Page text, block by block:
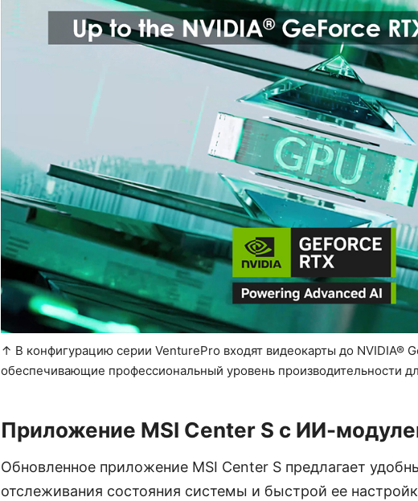
↑ В конфигурацию серии VenturePro входят видеокарты до NVIDIA®
обеспечивающие профессиональный уровень производительности
Приложение MSI Center S с ИИ-
Обновленное приложение MSI Center S предлагает
отслеживания состояния системы и быстрой ее